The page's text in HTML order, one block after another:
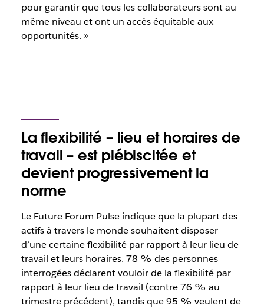
pour garantir que tous les collaborateurs sont au
même niveau et ont un accès équitable aux
opportunités. »
La flexibilité – lieu et horaires de
travail – est plébiscitée et
devient progressivement la
norme
Le Future Forum Pulse indique que la plupart des
actifs à travers le monde souhaitent disposer
d’une certaine flexibilité par rapport à leur lieu de
travail et leurs horaires. 78 % des personnes
interrogées déclarent vouloir de la flexibilité par
rapport à leur lieu de travail (contre 76 % au
trimestre précédent), tandis que 95 % veulent de